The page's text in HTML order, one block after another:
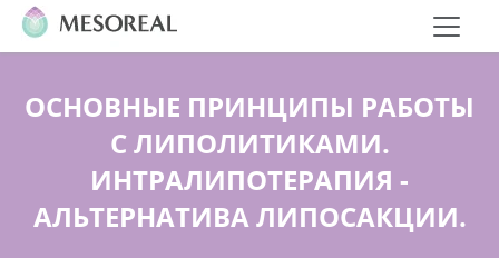
ОСНОВНЫЕ ПРИНЦИПЫ РАБОТЫ
С ЛИПОЛИТИКАМИ.
ИНТРАЛИПОТЕРАПИЯ -
АЛЬТЕРНАТИВА ЛИПОСАКЦИИ.